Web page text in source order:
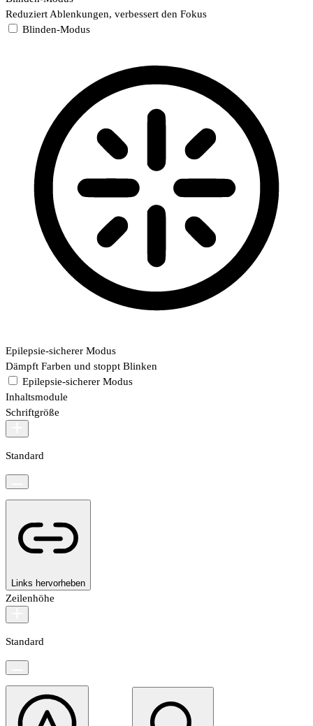
Reduziert Ablenkungen, verbessert den Fokus
Blinden-Modus
Epilepsie-sicherer Modus
Dämpft Farben und stoppt Blinken
Epilepsie-sicherer Modus
Inhaltsmodule
Schriftgröße
Standard
Links hervorheben
Zeilenhöhe
Standard